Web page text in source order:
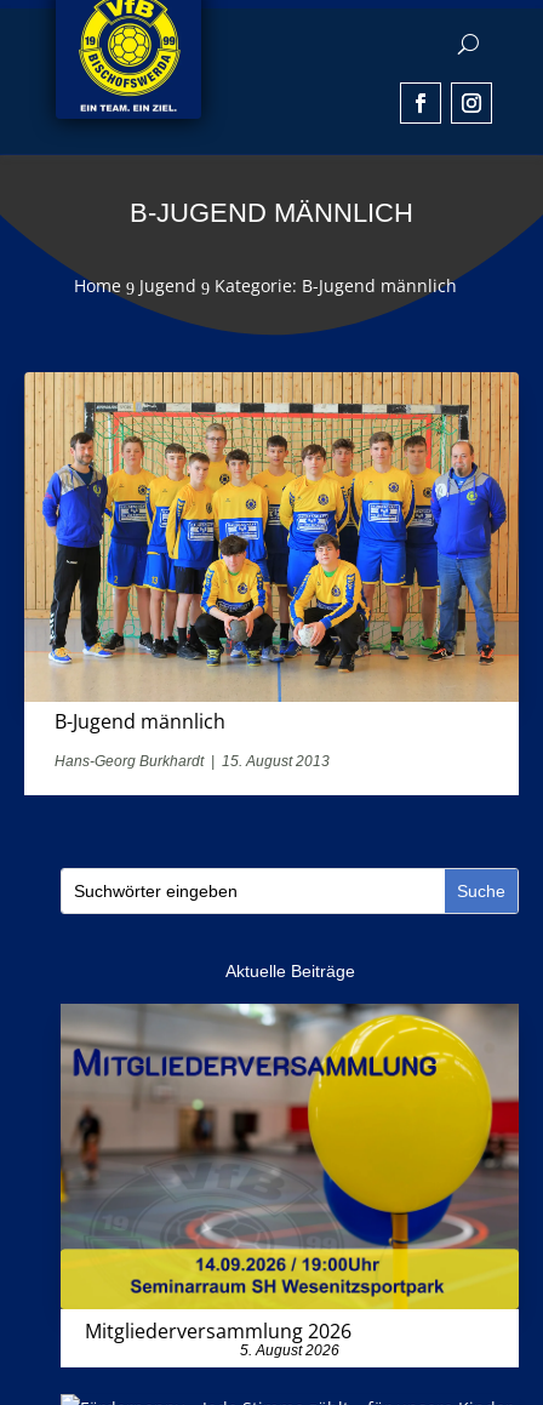
B-JUGEND MÄNNLICH
Home 9 Jugend 9 Kategorie: B-Jugend männlich
B-Jugend männlich
Hans-Georg Burkhardt 15. August 2013
Aktuelle Beiträge
Mitgliederversammlung 2026
5. August 2026